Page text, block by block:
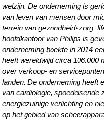
welzijn. De onderneming is
van leven van mensen door
terrein van gezondheidszorg,
hoofdkantoor van Philips is
onderneming boekte in 2014
heeft wereldwijd circa 106.000
over verkoop- en
landen. De onderneming heeft
van cardiologie, spoedeisende
energiezuinige verlichting en
op het gebied van